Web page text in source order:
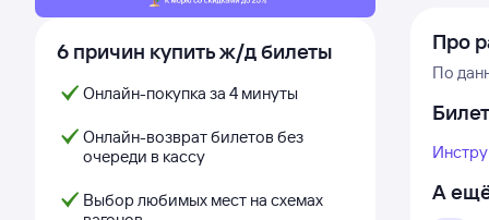
6 причин купить ж/д билеты
Онлайн-покупка за 4 минуты
Онлайн-возврат билетов без
очереди в кассу
Выбор любимых мест на схемах
Про
По
А